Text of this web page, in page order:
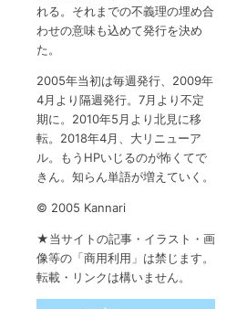
れる。それまでの不義理の埋め合
わせの意味も込めて発行を決め
た。
2005年当初は毎週発行、2009年
4月より隔週発行。7月より不定
期に。2010年5月より北見に移
転。2018年4月、大リニューア
ル。もうHPいじるのが怖くてで
きん。知らん単語が増えていく。
©️ 2005 Kannari
★当サイトの記事・イラスト・画
像等の「商用利用」は禁じます。
転載・リンクは構いません。